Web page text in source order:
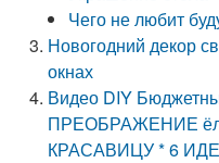
Чего не любит
Новогодний декор
окнах
Видео DIY
ПРЕОБРАЖЕНИЕ
КРАСАВИЦУ * 6